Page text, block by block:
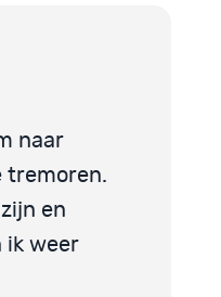
naar
tremoren.
en
ik weer